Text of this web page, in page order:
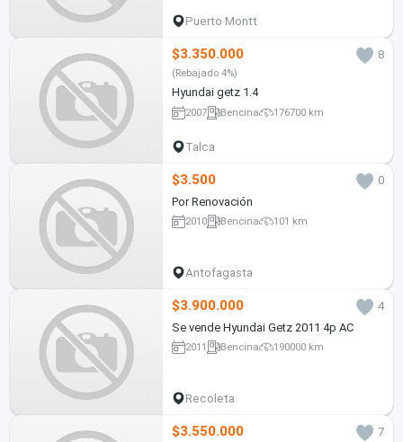
Puerto Montt
$3.350.000 8
(Rebajado 4%)
Hyundai getz 1.4
2007 Bencina 176700 km
Talca
$3.500
0
Por Renovación
2010 Bencina 101 km
Antofagasta
$3.900.000
4
Se vende Hyundai Getz 2011 4p AC
2011 Bencina 190000 km
Recoleta
$3.550.000
7